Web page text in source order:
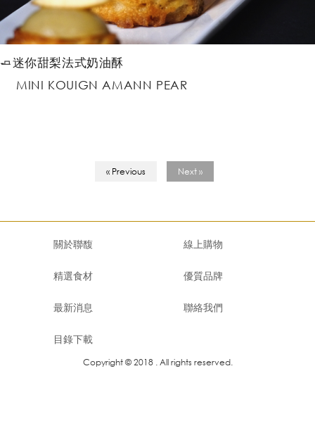
🧈迷你甜梨法式奶油酥
MINI KOUIGN AMANN PEAR
« Previous Next »
關於聯馥 線上購物
精選食材 優質品牌
最新消息 聯絡我們
目錄下載
Copyright © 2018 . All rights reserved.